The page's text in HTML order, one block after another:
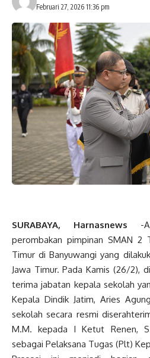
Februari 27, 2026 11:36 pm
SURABAYA, Harnasnews -
perombakan pimpinan SMAN 2
Timur di Banyuwangi yang
Jawa Timur. Pada Kamis (26/2),
terima jabatan kepala sekolah
Kepala Dindik Jatim, Aries
sekolah secara resmi
M.M. kepada I Ketut Renen,
sebagai Pelaksana Tugas (Plt)